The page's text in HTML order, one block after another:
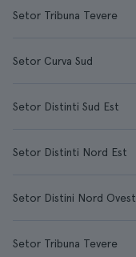
Setor Tribuna Tevere
Setor Curva Sud
Setor Distinti Sud Est
Setor Distinti Nord Est
Setor Distini Nord Ovest
Setor Tribuna Tevere